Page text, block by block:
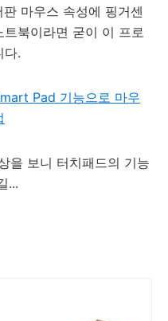
마우스 속성에 핑거센
북이라면 굳이 이 프로
다.
Pad 기능으로 마우
을 보니 터치패드의 기능
...